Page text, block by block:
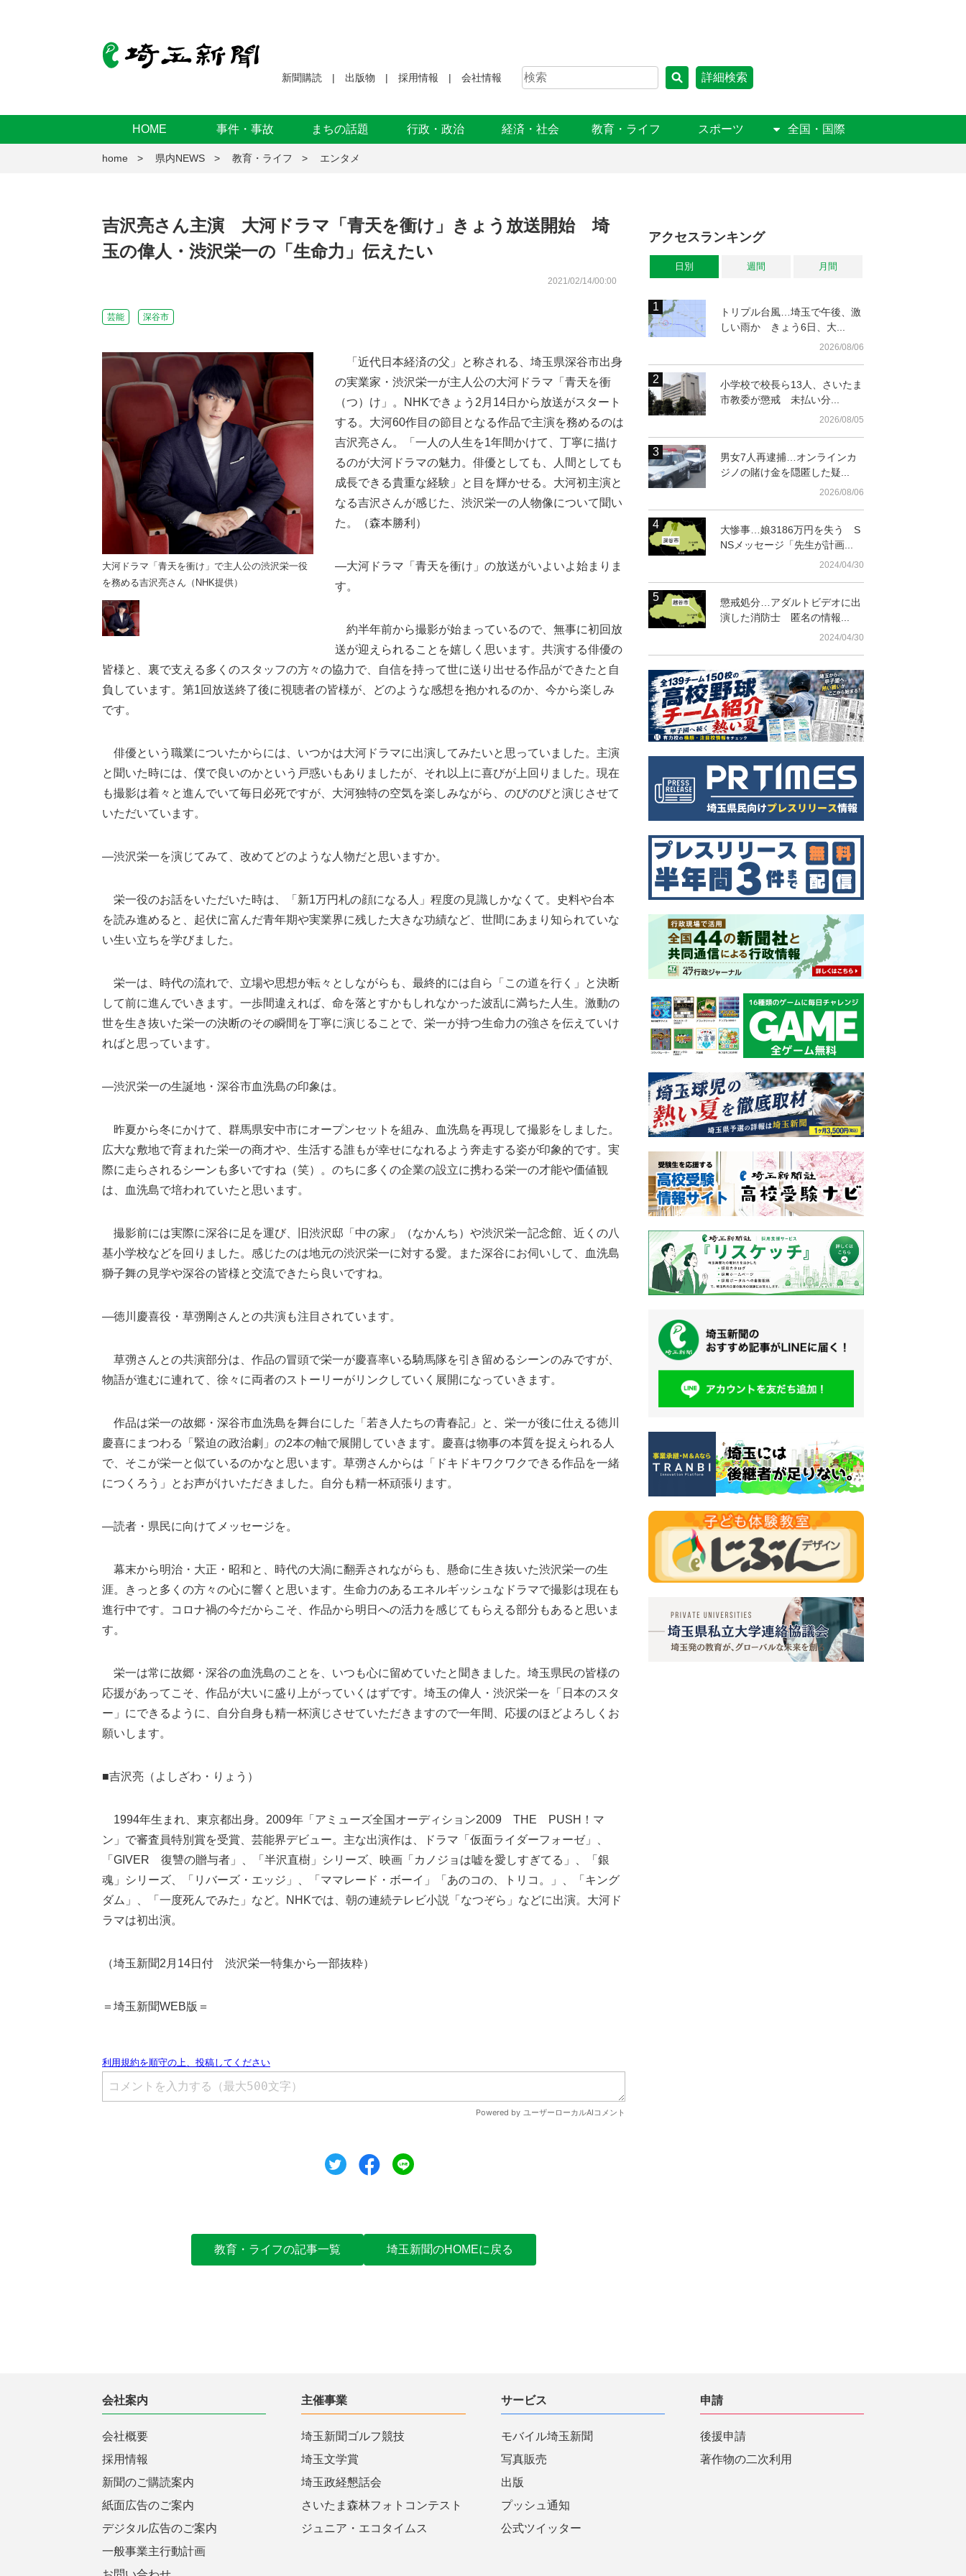
新聞購読 出版物 採用情報 会社情報 詳細検索
HOME 事件・事故 まちの話題 行政・政治 経済・社会 教育・ライフ スポーツ 全国・国際
home 県内NEWS 教育・ライフ エンタメ
吉沢亮さん主演 大河ドラマ「青天を衝け」きょう放送開始 埼
玉の偉人・渋沢栄一の「生命力」伝えたい
2021/02/14/00:00
芸能 深谷市
大河ドラマ「青天を衝け」で主人公の渋沢栄一役
を務める吉沢亮さん（NHK提供）
大河ドラマ「青天を衝け」で主人公の渋沢栄一役
を務める吉沢亮さん（NHK提供）
「近代日本経済の父」と称される、埼玉県深谷市出身
の実業家・渋沢栄一が主人公の大河ドラマ「青天を衝
（つ）け」。NHKできょう2月14日から放送がスタート
する。大河60作目の節目となる作品で主演を務めるのは
吉沢亮さん。「一人の人生を1年間かけて、丁寧に描け
るのが大河ドラマの魅力。俳優としても、人間としても
成長できる貴重な経験」と目を輝かせる。大河初主演と
なる吉沢さんが感じた、渋沢栄一の人物像について聞い
た。（森本勝利）
―大河ドラマ「青天を衝け」の放送がいよいよ始まりま
す。
約半年前から撮影が始まっているので、無事に初回放
送が迎えられることを嬉しく思います。共演する俳優の
皆様と、裏で支える多くのスタッフの方々の協力で、自信を持って世に送り出せる作品ができたと自
負しています。第1回放送終了後に視聴者の皆様が、どのような感想を抱かれるのか、今から楽しみ
です。
俳優という職業についたからには、いつかは大河ドラマに出演してみたいと思っていました。主演
と聞いた時には、僕で良いのかという戸惑いもありましたが、それ以上に喜びが上回りました。現在
も撮影は着々と進んでいて毎日必死ですが、大河独特の空気を楽しみながら、のびのびと演じさせて
いただいています。
―渋沢栄一を演じてみて、改めてどのような人物だと思いますか。
栄一役のお話をいただいた時は、「新1万円札の顔になる人」程度の見識しかなくて。史料や台本
を読み進めると、起伏に富んだ青年期や実業界に残した大きな功績など、世間にあまり知られていな
い生い立ちを学びました。
栄一は、時代の流れで、立場や思想が転々としながらも、最終的には自ら「この道を行く」と決断
して前に進んでいきます。一歩間違えれば、命を落とすかもしれなかった波乱に満ちた人生。激動の
世を生き抜いた栄一の決断のその瞬間を丁寧に演じることで、栄一が持つ生命力の強さを伝えていけ
ればと思っています。
―渋沢栄一の生誕地・深谷市血洗島の印象は。
昨夏から冬にかけて、群馬県安中市にオープンセットを組み、血洗島を再現して撮影をしました。
広大な敷地で育まれた栄一の商才や、生活する誰もが幸せになれるよう奔走する姿が印象的です。実
際に走らされるシーンも多いですね（笑）。のちに多くの企業の設立に携わる栄一の才能や価値観
は、血洗島で培われていたと思います。
撮影前には実際に深谷に足を運び、旧渋沢邸「中の家」（なかんち）や渋沢栄一記念館、近くの八
基小学校などを回りました。感じたのは地元の渋沢栄一に対する愛。また深谷にお伺いして、血洗島
獅子舞の見学や深谷の皆様と交流できたら良いですね。
―徳川慶喜役・草彅剛さんとの共演も注目されています。
草彅さんとの共演部分は、作品の冒頭で栄一が慶喜率いる騎馬隊を引き留めるシーンのみですが、
物語が進むに連れて、徐々に両者のストーリーがリンクしていく展開になっていきます。
作品は栄一の故郷・深谷市血洗島を舞台にした「若き人たちの青春記」と、栄一が後に仕える徳川
慶喜にまつわる「緊迫の政治劇」の2本の軸で展開していきます。慶喜は物事の本質を捉えられる人
で、そこが栄一と似ているのかなと思います。草彅さんからは「ドキドキワクワクできる作品を一緒
につくろう」とお声がけいただきました。自分も精一杯頑張ります。
―読者・県民に向けてメッセージを。
幕末から明治・大正・昭和と、時代の大渦に翻弄されながらも、懸命に生き抜いた渋沢栄一の生
涯。きっと多くの方々の心に響くと思います。生命力のあるエネルギッシュなドラマで撮影は現在も
進行中です。コロナ禍の今だからこそ、作品から明日への活力を感じてもらえる部分もあると思いま
す。
栄一は常に故郷・深谷の血洗島のことを、いつも心に留めていたと聞きました。埼玉県民の皆様の
応援があってこそ、作品が大いに盛り上がっていくはずです。埼玉の偉人・渋沢栄一を「日本のスタ
ー」にできるように、自分自身も精一杯演じさせていただきますので一年間、応援のほどよろしくお
願いします。
■吉沢亮（よしざわ・りょう）
1994年生まれ、東京都出身。2009年「アミューズ全国オーディション2009 THE PUSH！マ
ン」で審査員特別賞を受賞、芸能界デビュー。主な出演作は、ドラマ「仮面ライダーフォーゼ」、
「GIVER 復讐の贈与者」、「半沢直樹」シリーズ、映画「カノジョは嘘を愛しすぎてる」、「銀
魂」シリーズ、「リバーズ・エッジ」、「ママレード・ボーイ」「あのコの、トリコ。」、「キング
ダム」、「一度死んでみた」など。NHKでは、朝の連続テレビ小説「なつぞら」などに出演。大河ド
ラマは初出演。
（埼玉新聞2月14日付 渋沢栄一特集から一部抜粋）
＝埼玉新聞WEB版＝
ツイートシェア
教育・ライフの記事一覧 埼玉新聞のHOMEに戻る
アクセスランキング
日別 週間 月間
トリプル台風…埼玉で午後、激
しい雨か きょう6日、大...
2026/08/06
小学校で校長ら13人、さいたま
市教委が懲戒 未払い分...
2026/08/05
男女7人再逮捕…オンラインカ
ジノの賭け金を隠匿した疑...
2026/08/06
大惨事…娘3186万円を失う S
NSメッセージ「先生が計画...
2024/04/30
懲戒処分…アダルトビデオに出
演した消防士 匿名の情報...
2024/04/30
会社案内
会社概要
採用情報
新聞のご購読案内
紙面広告のご案内
デジタル広告のご案内
一般事業主行動計画
主催事業
埼玉新聞ゴルフ競技
埼玉文学賞
埼玉政経懇話会
さいたま森林フォトコンテスト
ジュニア・エコタイムス
サービス
モバイル埼玉新聞
写真販売
出版
プッシュ通知
公式ツイッター
申請
後援申請
著作物の二次利用